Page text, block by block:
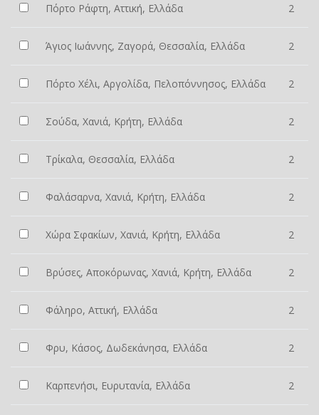
Πόρτο Ράφτη, Αττική, Ελλάδα 2
Άγιος Ιωάννης, Ζαγορά, Θεσσαλία, Ελλάδα 2
Πόρτο Χέλι, Αργολίδα, Πελοπόννησος, Ελλάδα 2
Σούδα, Χανιά, Κρήτη, Ελλάδα 2
Τρίκαλα, Θεσσαλία, Ελλάδα 2
Φαλάσαρνα, Χανιά, Κρήτη, Ελλάδα 2
Χώρα Σφακίων, Χανιά, Κρήτη, Ελλάδα 2
Βρύσες, Αποκόρωνας, Χανιά, Κρήτη, Ελλάδα 2
Φάληρο, Αττική, Ελλάδα 2
Φρυ, Κάσος, Δωδεκάνησα, Ελλάδα 2
Καρπενήσι, Ευρυτανία, Ελλάδα 2